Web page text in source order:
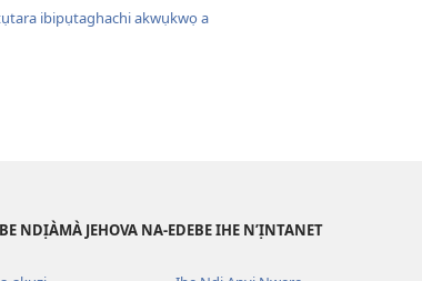
ibipụtaghachi akwụkwọ a
NDỊÀMÀ JEHOVA NA-EDEBE IHE N’ỊNTANET